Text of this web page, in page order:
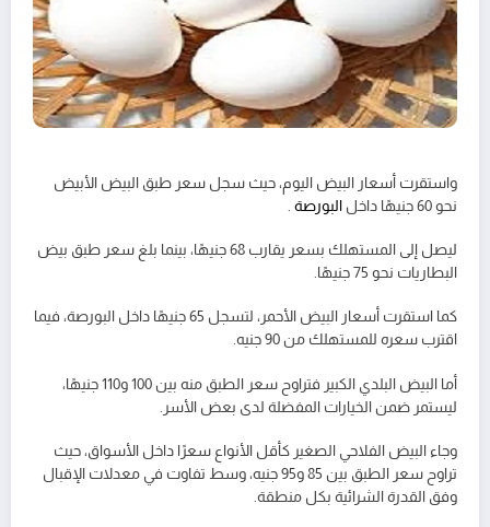
واستقرت أسعار البيض اليوم، حيث سجل سعر طبق البيض الأبيض
نحو 60 جنيهًا داخل
البورصة .
ليصل إلى المستهلك بسعر يقارب 68 جنيهًا، بينما بلغ سعر طبق بيض
البطاريات نحو 75 جنيهًا.
كما استقرت أسعار البيض الأحمر، لتسجل 65 جنيهًا داخل البورصة، فيما
اقترب سعره للمستهلك من 90 جنيه.
أما البيض البلدي الكبير فتراوح سعر الطبق منه بين 100 و110 جنيهًا،
ليستمر ضمن الخيارات المفضلة لدى بعض الأسر.
وجاء البيض الفلاحي الصغير كأقل الأنواع سعرًا داخل الأسواق، حيث
تراوح سعر الطبق بين 85 و95 جنيه، وسط تفاوت في معدلات الإقبال
وفق القدرة الشرائية بكل منطقة.